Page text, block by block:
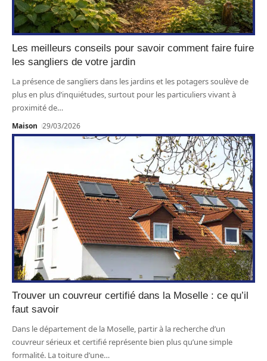
Les meilleurs conseils pour savoir comment faire fuire
les sangliers de votre jardin
La présence de sangliers dans les jardins et les potagers soulève de
plus en plus d’inquiétudes, surtout pour les particuliers vivant à
proximité de…
Maison 29/03/2026
Trouver un couvreur certifié dans la Moselle : ce qu’il
faut savoir
Dans le département de la Moselle, partir à la recherche d’un
couvreur sérieux et certifié représente bien plus qu’une simple
formalité. La toiture d’une…